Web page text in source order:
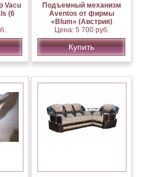
Vacu
(6
Подъемный механизм
Aventos от фирмы
«Blum» (Австрия)
Цена: 5 700 руб.
Купить